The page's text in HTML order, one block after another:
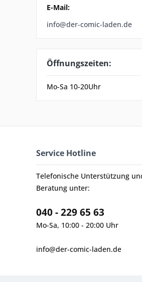
E-Mail:
info@der-comic-laden.de
Öffnungszeiten:
Mo-Sa 10-20Uhr
Service Hotline
Telefonische Unterstützung
Beratung unter:
040 - 229 65 63
Mo-Sa, 10:00 - 20:00 Uhr
info@der-comic-laden.de